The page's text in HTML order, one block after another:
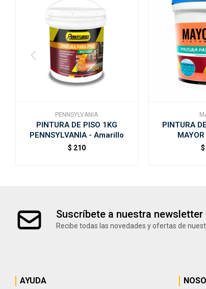
PENNSYLVANIA
PINTURA DE PISO 1KG
PENNSYLVANIA - Amarillo
$ 210
PINTURA
$
Suscríbete a nuestra newsletter
Recibe todas las novedades y ofertas de
AYUDA